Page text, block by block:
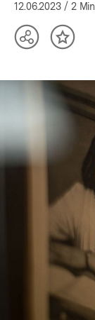
12.06.2023 / 2
TeilenInhalt